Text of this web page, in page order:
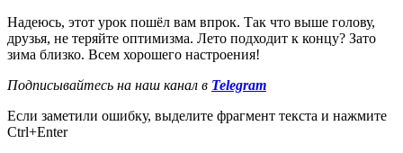
Надеюсь, этот урок пошёл вам впрок. Так что выше голову,
друзья, не теряйте оптимизма. Лето подходит к концу? Зато
зима близко. Всем хорошего настроения!
Подписывайтесь на наш канал в Telegram
Если заметили ошибку, выделите фрагмент текста и нажмите
Ctrl+Enter